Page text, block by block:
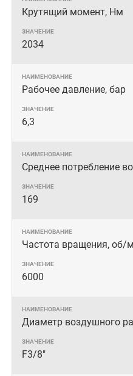
Крутящий момент, Нм
2034
Рабочее давление, бар
6,3
Среднее потребление
169
Частота вращения, об/
6000
Диаметр воздушного
F3/8"